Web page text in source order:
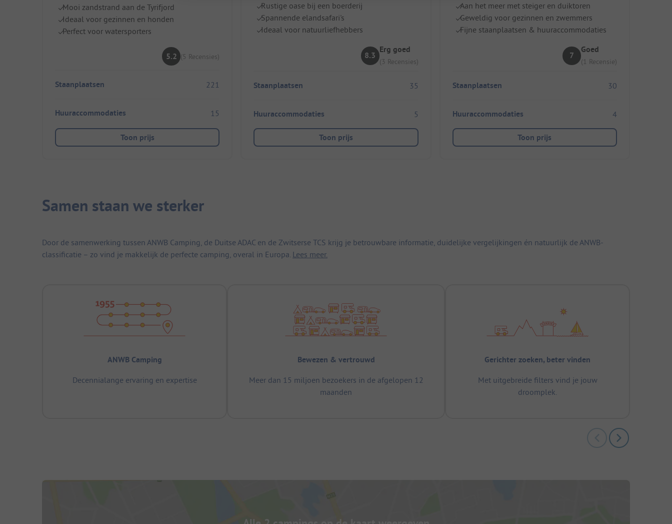
Mooi zandstrand aan de Tyrifjord
Ideaal voor gezinnen en honden
Perfect voor watersporters
5.2 (5 Recensies)
Staanplaatsen 221
Huuraccommodaties 15
Toon prijs
Rustige oase bij een boerderij
Spannende elandsafari's
Ideaal voor natuurliefhebbers
8.3
Erg goed
(3 Recensies)
Staanplaatsen 35
Huuraccommodaties 5
Toon prijs
Aan het meer met steiger en duiktoren
Geweldig voor gezinnen en zwemmers
Fijne staanplaatsen & huuraccommodaties
7
Goed
(1 Recensie)
Staanplaatsen 30
Huuraccommodaties 4
Toon prijs
Samen staan we sterker
Door de samenwerking tussen ANWB Camping, de Duitse ADAC en de Zwitserse TCS krijg je betrouwbare informatie, duidelijke vergelijkingen én natuurlijk de ANWB-
classificatie – zo vind je makkelijk de perfecte camping, overal in Europa. Lees meer.
ANWB Camping
Decennialange ervaring en expertise
Bewezen & vertrouwd
Meer dan 15 miljoen bezoekers in de afgelopen 12
maanden
Gerichter zoeken, beter vinden
Met uitgebreide filters vind je jouw
droomplek.